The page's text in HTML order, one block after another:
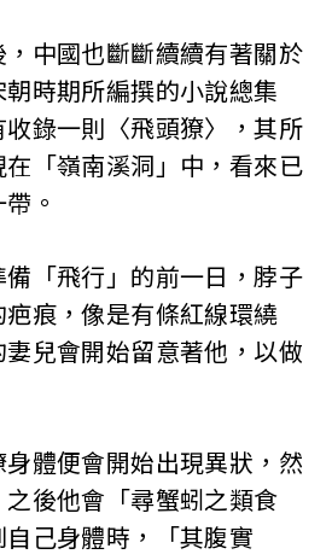
中國也斷斷續續有著關於
時期所編撰的小說總集
收錄一則〈飛頭獠〉，其所
「嶺南溪洞」中，看來已
。
「飛行」的前一日，脖子
痕，像是有條紅線環繞
兒會開始留意著他，以做
體便會開始出現異狀，然
後他會「尋蟹蚓之類食
己身體時，「其腹實